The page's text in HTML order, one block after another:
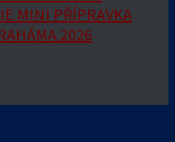
MINI PŘÍPRAVKA
2026